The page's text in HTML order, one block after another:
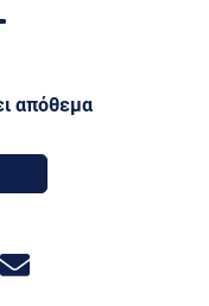
απόθεμα